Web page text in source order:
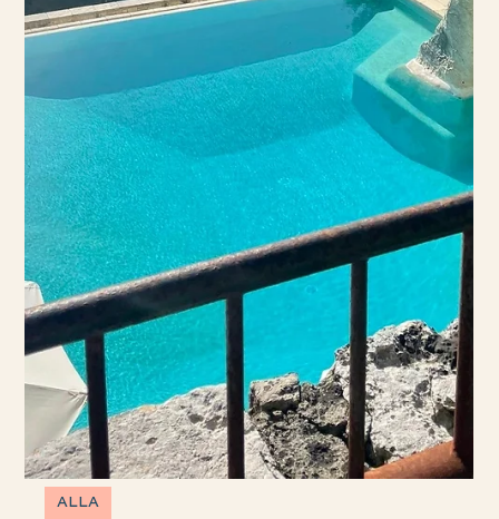
WEEKEND
5 destinationer för en weekendresa i höst
Hösten närmar sig och med den kommer klar luft, färgglada löv och ett
lugnare tempo. Vad passar då bättre än att ta en paus från vardagen och ge
sig iväg på en höstweekend? Det är en tid på året när städer känns mer
avslappnade och naturen bjuder på fina upplevelse. En kort resa räcker
ofta långt för att fylla på med ny energi. Vi har listat fem destinationer som
vi tycker är perfekta för en weekendresa i höst! Baden Baden, Tyskland
Den lilla kurorten i sydvästra Tyskland är